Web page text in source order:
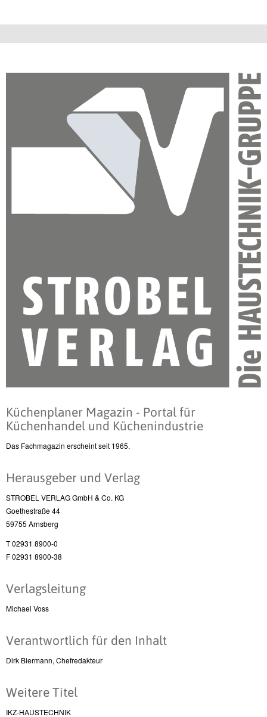
Küchenplaner Magazin - Portal für
Küchenhandel und Küchenindustrie
Das Fachmagazin erscheint seit 1965.
Herausgeber und Verlag
STROBEL VERLAG GmbH & Co. KG
Goethestraße 44
59755 Arnsberg
T 02931 8900-0
F 02931 8900-38
Verlagsleitung
Michael Voss
Verantwortlich für den Inhalt
Dirk Biermann, Chefredakteur
Weitere Titel
IKZ-HAUSTECHNIK